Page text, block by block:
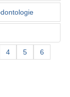
4 5 6